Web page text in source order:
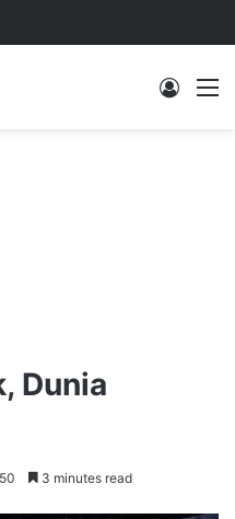
Log In
Dunia
3 minutes read